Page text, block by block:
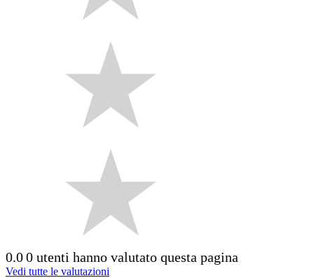
0.00 utenti hanno valutato questa pagina
Vedi tutte le valutazioni